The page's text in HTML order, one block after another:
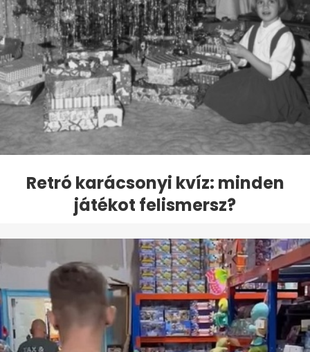
Retró karácsonyi kvíz: minden
játékot felismersz?